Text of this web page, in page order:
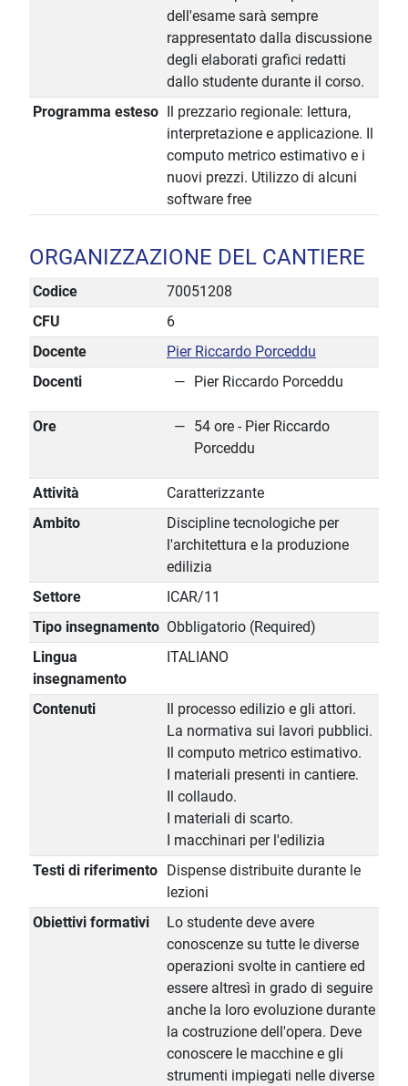
dell'esame sarà sempre
rappresentato dalla discussione
degli elaborati grafici redatti
dallo studente durante il corso.
Programma esteso
Il prezzario regionale: lettura,
interpretazione e applicazione. Il
computo metrico estimativo e i
nuovi prezzi. Utilizzo di alcuni
software free
ORGANIZZAZIONE DEL CANTIERE
Codice
70051208
CFU
6
Docente
Pier Riccardo Porceddu
Docenti
Pier Riccardo Porceddu
Ore
54 ore - Pier Riccardo
Porceddu
Attività
Caratterizzante
Ambito
Discipline tecnologiche per
l'architettura e la produzione
edilizia
Settore
ICAR/11
Tipo insegnamento Obbligatorio (Required)
Lingua
insegnamento
ITALIANO
Contenuti
Il processo edilizio e gli attori.
La normativa sui lavori pubblici.
Il computo metrico estimativo.
I materiali presenti in cantiere.
Il collaudo.
I materiali di scarto.
I macchinari per l'edilizia
Testi di riferimento
Dispense distribuite durante le
lezioni
Obiettivi formativi
Lo studente deve avere
conoscenze su tutte le diverse
operazioni svolte in cantiere ed
essere altresì in grado di seguire
anche la loro evoluzione durante
la costruzione dell'opera. Deve
conoscere le macchine e gli
strumenti impiegati nelle diverse